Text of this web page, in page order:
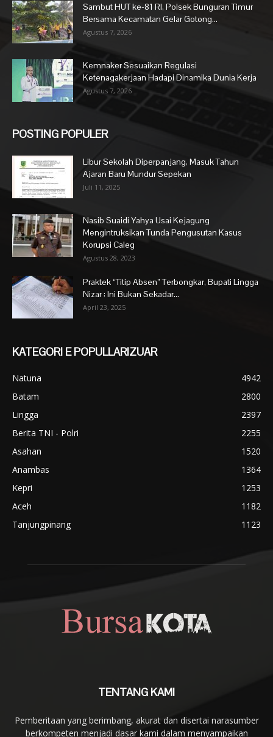
Sambut HUT ke-81 RI, Polsek Bunguran Timur
Bersama Kecamatan Gelar Gotong...
Agustus 7, 2026
Kemnaker Sesuaikan Regulasi
Ketenagakerjaan Hadapi Dinamika Dunia Kerja
Agustus 7, 2026
POSTING POPULER
Libur Sekolah Diperpanjang, Masuk Tahun
Ajaran Baru Mundur Sepekan
Juli 11, 2025
Nasib Suaidi Yahya Usai Kejagung
Mengintruksikan Tunda Pengusutan Kasus
Korupsi Caleg
Agustus 28, 2023
Praktek “Titip Absen” Terbongkar, Bupati Lingga
Nizar : Ini Bukan Sekadar...
April 23, 2025
KATEGORI E POPULLARIZUAR
Natuna
4942
Batam
2800
Lingga
2397
Berita TNI - Polri
2255
Asahan
1520
Anambas
1364
Kepri
1253
Aceh
1182
Tanjungpinang
1123
TENTANG KAMI
Pemberitaan yang berimbang, akurat dan disertai narasumber
berkompeten menjadi dasar kami dalam menyampaikan